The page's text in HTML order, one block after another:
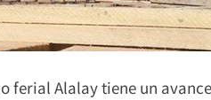
ferial Alalay tiene un